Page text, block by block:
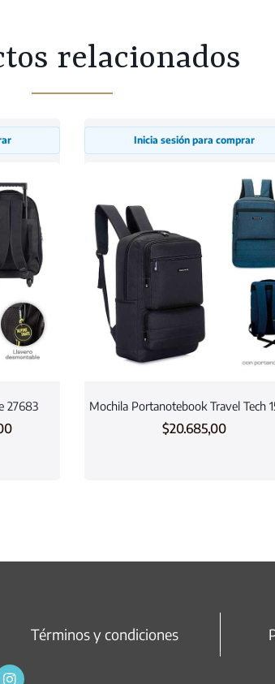
relacionados
27683
Inicia sesión para comprar
Mochila Portanotebook Travel Tech
$20.685,00
Términos y condiciones